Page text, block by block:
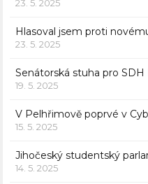
23. 5. 2025
Hlasoval jsem proti
23. 5. 2025
Senátorská stuha pro SDH
19. 5. 2025
V Pelhřimově poprvé v
15. 5. 2025
Jihočeský studentský
14. 5. 2025